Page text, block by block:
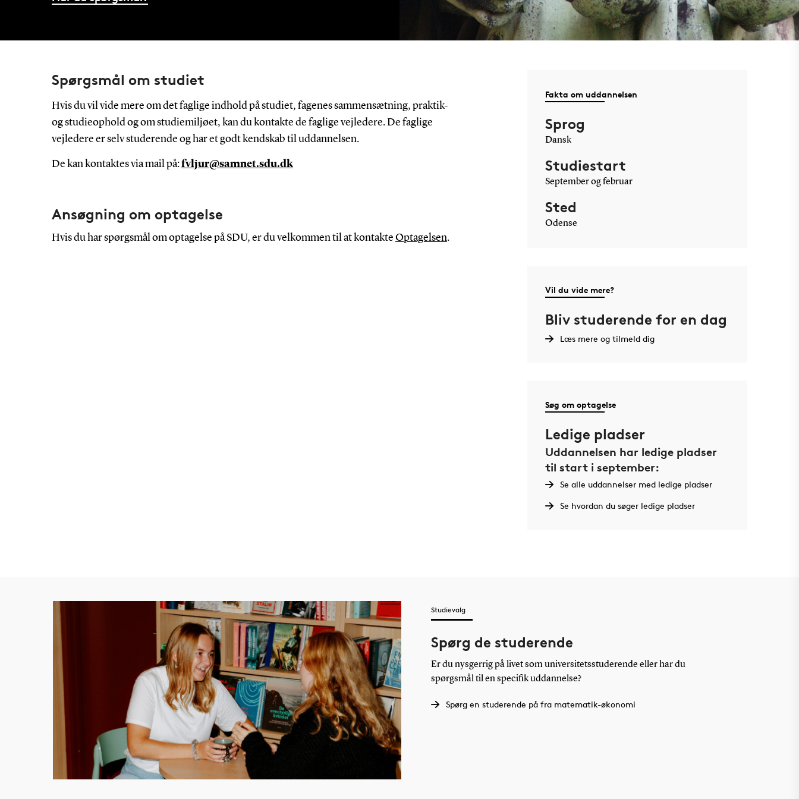
Spørgsmål om studiet
Hvis du vil vide mere om det faglige indhold på studiet, fagenes sammensætning, praktik-
og studieophold og om studiemiljøet, kan du kontakte de faglige vejledere. De faglige
vejledere er selv studerende og har et godt kendskab til uddannelsen.
De kan kontaktes via mail på:fvljur@samnet.sdu.dk
Ansøgning om optagelse
Hvis du har spørgsmål om optagelse på SDU, er du velkommen til at kontakte Optagelsen.
Fakta om uddannelsen
Sprog
Dansk
Studiestart
September og februar
Sted
Odense
Vil du vide mere?
Bliv studerende for en dag
Læs mere og tilmeld dig
Søg om optagelse
Ledige pladser
Uddannelsen har ledige pladser
til start i september:
Se alle uddannelser med ledige pladser
Se hvordan du søger ledige pladser
Studievalg
Spørg de studerende
Er du nysgerrig på livet som universitetsstuderende eller har du
spørgsmål til en specifik uddannelse?
Spørg en studerende på fra matematik-økonomi